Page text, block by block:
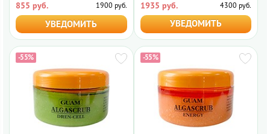
855 руб. 1900 руб.
УВЕДОМИТЬ
1935 руб. 4300 руб.
УВЕДОМИТЬ
-55% -55%